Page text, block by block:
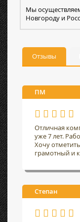
Мы
Новгороду и
Отзывы
ПМ
Отличная
уже 7 лет.
Хочу
грамотный и
Степан